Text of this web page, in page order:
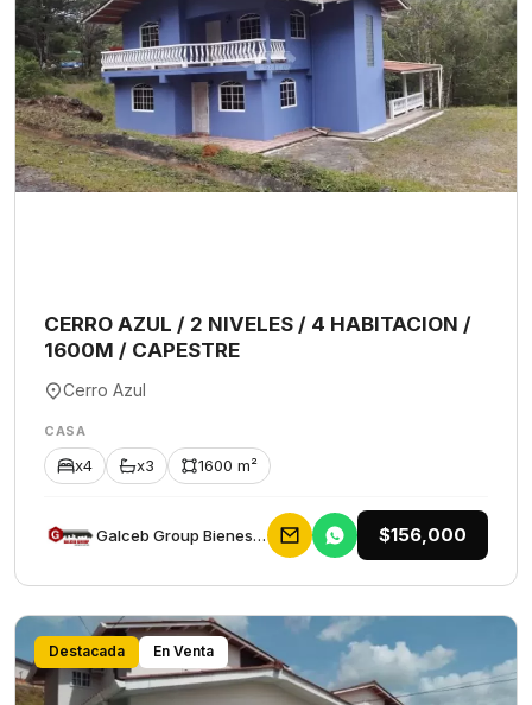
CERRO AZUL / 2 NIVELES / 4 HABITACION /
1600M / CAPESTRE
Cerro Azul
CASA
x4 x3 1600 m²
Galceb Group Bienes Raices $156,000
Destacada En Venta